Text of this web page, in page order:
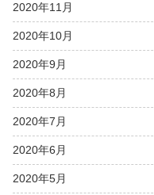
2020年11月
2020年10月
2020年9月
2020年8月
2020年7月
2020年6月
2020年5月